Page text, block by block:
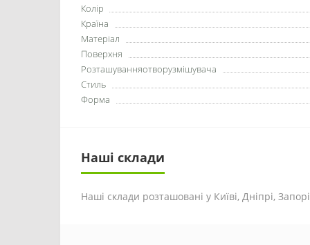
Колір
Країна
Матеріал
Поверхня
Розташуванняотворузмішувача
Стиль
Форма
Наші склади
Наші склади розташовані у Київі, Дніпрі,